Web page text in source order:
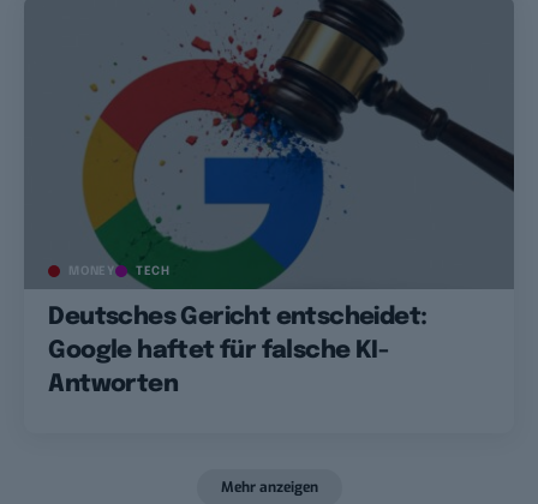
MONEY TECH
Deutsches Gericht entscheidet:
Google haftet für falsche KI-
Antworten
Mehr anzeigen